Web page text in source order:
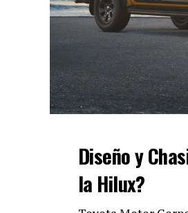
Diseño y
la Hilux?